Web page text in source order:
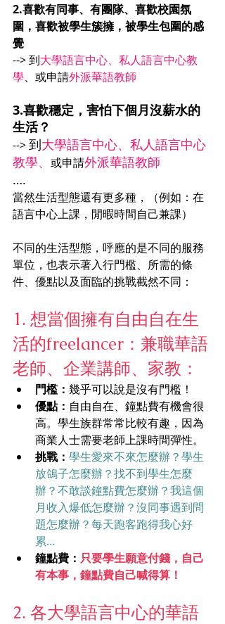
2.喜歡有同事、有團隊、喜歡校園氛
圍，喜歡被學生簇擁，被學生包圍的感
覺
--> 到大學語言中心、私人語言中心教
學、或申請外派華語教師
3.喜歡穩定，害怕下個月沒薪水的
生活？
--> 到大學語言中心、私人語言中心
教學、 或申請外派華語教師
….
當然生活型態還有更多種，（例如：在
語言中心上課，閒暇時間自己兼課）
不同的生活型態，呼應的是不同的服務
單位，也表示著入行門檻、所需的條
件、優點以及面臨的挑戰截然不同：
1. 想當個擁有自由自在生
活的freelancer：兼職華語
老師、企業講師、家教：
門檻： 幾乎可以說是沒有門檻！
優點： 自由自在、鐘點費有機會很
高。學生族群常常比較有趣，因為
商業人士需要老師上課時間彈性。
挑戰： 學生愛來不來怎麼辦？學生
放鴿子怎麼辦？找不到學生怎麼
辦？不敢談鐘點費怎麼辦？我這個
月收入爆低怎麼辦？沒同事遇到問
題怎麼辦？每天跑客跑得我心好
累…
鐘點費： 只要學生願意付錢，自己
有本事，鐘點費自己喊得算！
2. 各大學語言中心的華語